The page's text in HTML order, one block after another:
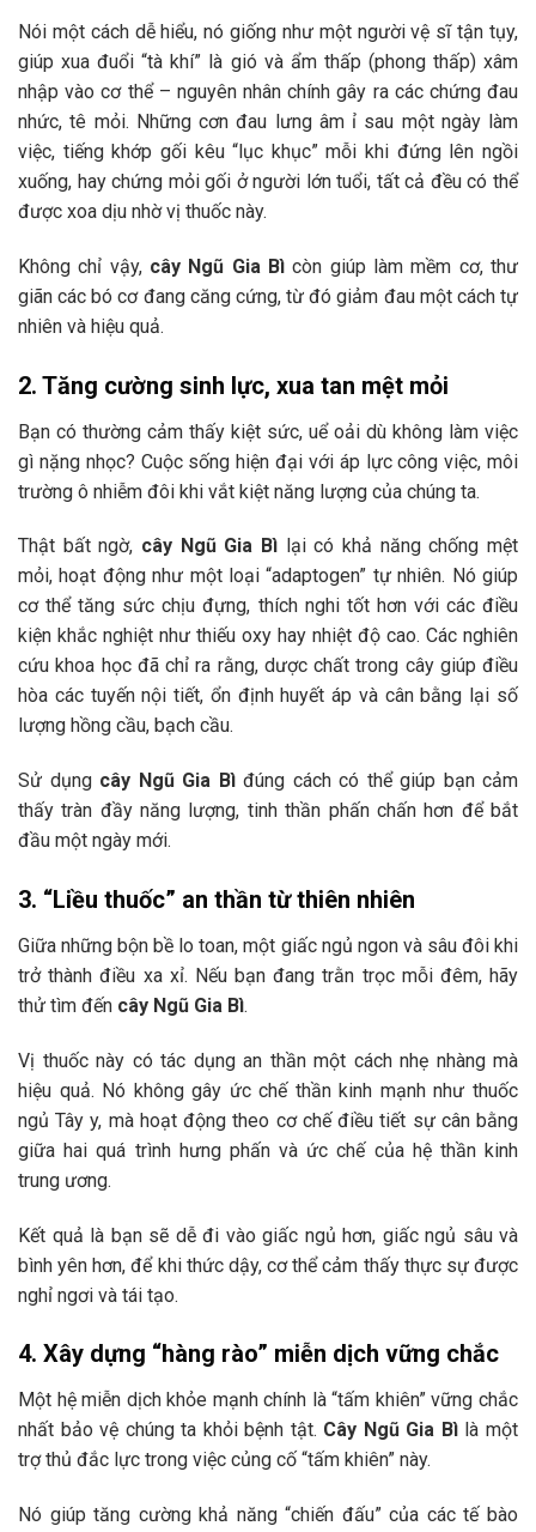
Nói một cách dễ hiểu, nó giống như một người vệ sĩ tận tụy,
giúp xua đuổi “tà khí” là gió và ẩm thấp (phong thấp) xâm
nhập vào cơ thể – nguyên nhân chính gây ra các chứng đau
nhức, tê mỏi. Những cơn đau lưng âm ỉ sau một ngày làm
việc, tiếng khớp gối kêu “lục khục” mỗi khi đứng lên ngồi
xuống, hay chứng mỏi gối ở người lớn tuổi, tất cả đều có thể
được xoa dịu nhờ vị thuốc này.
Không chỉ vậy, cây Ngũ Gia Bì còn giúp làm mềm cơ, thư
giãn các bó cơ đang căng cứng, từ đó giảm đau một cách tự
nhiên và hiệu quả.
2. Tăng cường sinh lực, xua tan mệt mỏi
Bạn có thường cảm thấy kiệt sức, uể oải dù không làm việc
gì nặng nhọc? Cuộc sống hiện đại với áp lực công việc, môi
trường ô nhiễm đôi khi vắt kiệt năng lượng của chúng ta.
Thật bất ngờ, cây Ngũ Gia Bì lại có khả năng chống mệt
mỏi, hoạt động như một loại “adaptogen” tự nhiên. Nó giúp
cơ thể tăng sức chịu đựng, thích nghi tốt hơn với các điều
kiện khắc nghiệt như thiếu oxy hay nhiệt độ cao. Các nghiên
cứu khoa học đã chỉ ra rằng, dược chất trong cây giúp điều
hòa các tuyến nội tiết, ổn định huyết áp và cân bằng lại số
lượng hồng cầu, bạch cầu.
Sử dụng cây Ngũ Gia Bìđúng cách có thể giúp bạn cảm
thấy tràn đầy năng lượng, tinh thần phấn chấn hơn để bắt
đầu một ngày mới.
3. “Liều thuốc” an thần từ thiên nhiên
Giữa những bộn bề lo toan, một giấc ngủ ngon và sâu đôi khi
trở thành điều xa xỉ. Nếu bạn đang trằn trọc mỗi đêm, hãy
thử tìm đến cây Ngũ Gia Bì.
Vị thuốc này có tác dụng an thần một cách nhẹ nhàng mà
hiệu quả. Nó không gây ức chế thần kinh mạnh như thuốc
ngủ Tây y, mà hoạt động theo cơ chế điều tiết sự cân bằng
giữa hai quá trình hưng phấn và ức chế của hệ thần kinh
trung ương.
Kết quả là bạn sẽ dễ đi vào giấc ngủ hơn, giấc ngủ sâu và
bình yên hơn, để khi thức dậy, cơ thể cảm thấy thực sự được
nghỉ ngơi và tái tạo.
4. Xây dựng “hàng rào” miễn dịch vững chắc
Một hệ miễn dịch khỏe mạnh chính là “tấm khiên” vững chắc
nhất bảo vệ chúng ta khỏi bệnh tật. Cây Ngũ Gia Bìlà một
trợ thủ đắc lực trong việc củng cố “tấm khiên” này.
Nó giúp tăng cường khả năng “chiến đấu” của các tế bào